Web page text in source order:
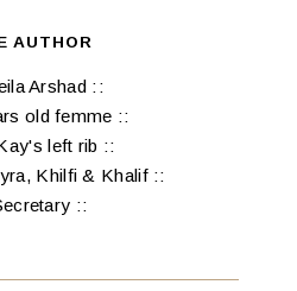
AUTHOR
Arshad ::
old femme ::
left rib ::
Khilfi & Khalif ::
::